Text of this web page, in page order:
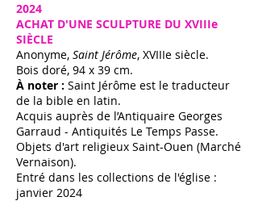
2024
ACHAT D'UNE SCULPTURE DU XVIIIe
SIÈCLE
Anonyme, Saint Jérôme, XVIIIe siècle.
Bois doré, 94 x 39 cm.
À noter : Saint Jérôme est le traducteur
de la bible en latin.
Acquis auprès de l’Antiquaire Georges
Garraud - Antiquités Le Temps Passe.
Objets d'art religieux Saint-Ouen (Marché
Vernaison).
Entré dans les collections de l'église :
janvier 2024​